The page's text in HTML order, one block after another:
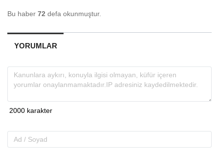
Bu haber 72 defa okunmuştur.
YORUMLAR